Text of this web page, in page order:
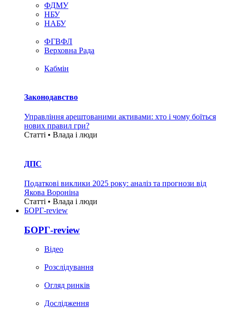
ФДМУ
НБУ
НАБУ
ФГВФЛ
Верховна Рада
Кабмін
Законодавство
Управління арештованими активами: хто і чому боїться
нових правил гри?
Статті • Влада i люди
ДПС
Податкові виклики 2025 року: аналіз та прогнози від
Якова Вороніна
Статті • Влада i люди
БОРГ-review
БОРГ-review
Вiдео
Розслідування
Огляд ринків
Дослідження